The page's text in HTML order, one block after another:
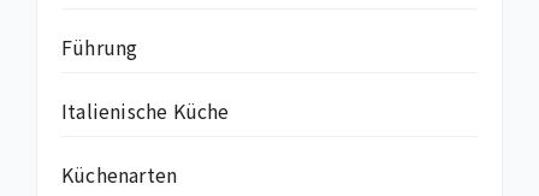
Führung
Italienische Küche
Küchenarten